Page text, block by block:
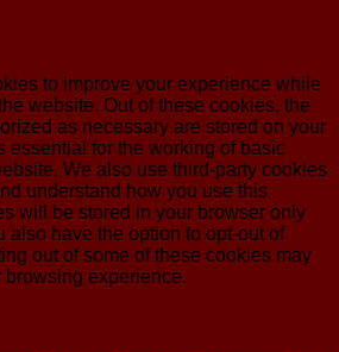
to improve your experience while
website. Out of these cookies, the
as necessary are stored on your
essential for the working of basic
We also use third-party cookies
understand how you use this
will be stored in your browser only
also have the option to opt-out of
out of some of these cookies may
browsing experience.